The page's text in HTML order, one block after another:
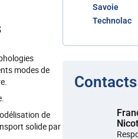
modes de
de
solide par
Savoie
Technolac
Contacts
Nicot